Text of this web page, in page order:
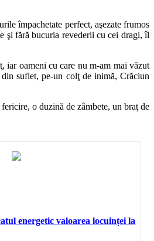
împachetate perfect, aşezate frumos
şi fără bucuria revederii cu cei dragi, îl
iar oameni cu care nu m-am mai văzut
suflet, pe-un colţ de inimă, Crăciun
o duzină de zâmbete, un braţ de
energetic valoarea locuinței la